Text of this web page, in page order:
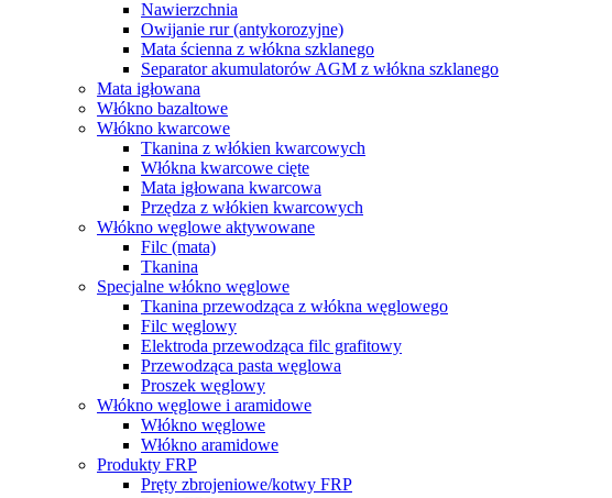
Nawierzchnia
Owijanie rur (antykorozyjne)
Mata ścienna z włókna szklanego
Separator akumulatorów AGM z włókna szklanego
Mata igłowana
Włókno bazaltowe
Włókno kwarcowe
Tkanina z włókien kwarcowych
Włókna kwarcowe cięte
Mata igłowana kwarcowa
Przędza z włókien kwarcowych
Włókno węglowe aktywowane
Filc (mata)
Tkanina
Specjalne włókno węglowe
Tkanina przewodząca z włókna węglowego
Filc węglowy
Elektroda przewodząca filc grafitowy
Przewodząca pasta węglowa
Proszek węglowy
Włókno węglowe i aramidowe
Włókno węglowe
Włókno aramidowe
Produkty FRP
Pręty zbrojeniowe/kotwy FRP